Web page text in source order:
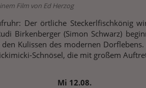
Film von Ed Herzog
Der örtliche Steckerlfischkönig
Birkenberger (Simon Schwarz)
Kulissen des modernen
Schnösel, die mit großem
Mi 12.08.